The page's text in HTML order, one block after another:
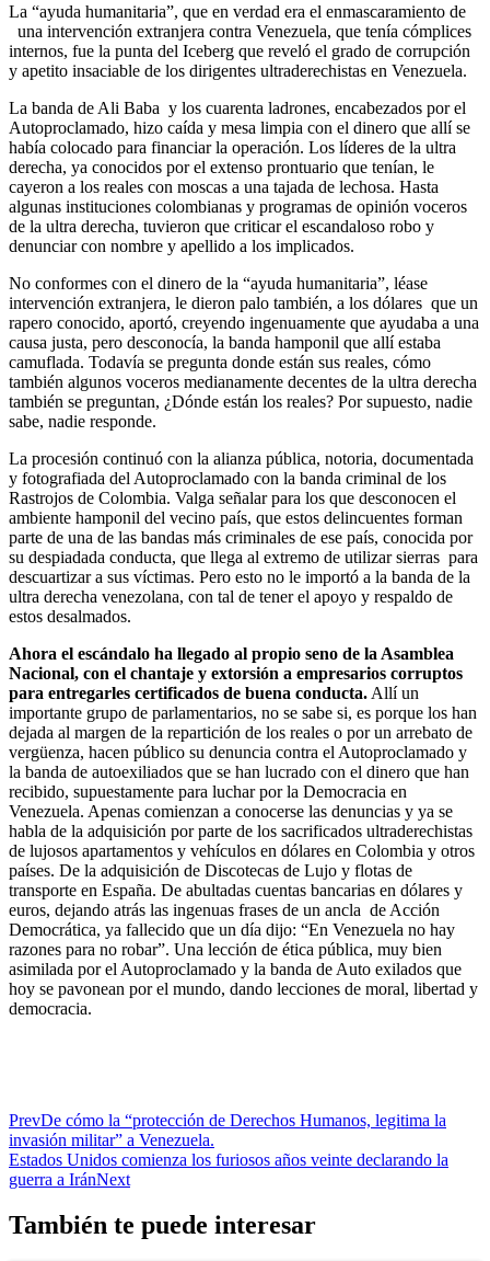
La “ayuda humanitaria”, que en verdad era el enmascaramiento de
una intervención extranjera contra Venezuela, que tenía cómplices
internos, fue la punta del Iceberg que reveló el grado de corrupción
y apetito insaciable de los dirigentes ultraderechistas en Venezuela.
La banda de Ali Baba y los cuarenta ladrones, encabezados por el
Autoproclamado, hizo caída y mesa limpia con el dinero que allí se
había colocado para financiar la operación. Los líderes de la ultra
derecha, ya conocidos por el extenso prontuario que tenían, le
cayeron a los reales con moscas a una tajada de lechosa. Hasta
algunas instituciones colombianas y programas de opinión voceros
de la ultra derecha, tuvieron que criticar el escandaloso robo y
denunciar con nombre y apellido a los implicados.
No conformes con el dinero de la “ayuda humanitaria”, léase
intervención extranjera, le dieron palo también, a los dólares que un
rapero conocido, aportó, creyendo ingenuamente que ayudaba a una
causa justa, pero desconocía, la banda hamponil que allí estaba
camuflada. Todavía se pregunta donde están sus reales, cómo
también algunos voceros medianamente decentes de la ultra derecha
también se preguntan, ¿Dónde están los reales? Por supuesto, nadie
sabe, nadie responde.
La procesión continuó con la alianza pública, notoria, documentada
y fotografiada del Autoproclamado con la banda criminal de los
Rastrojos de Colombia. Valga señalar para los que desconocen el
ambiente hamponil del vecino país, que estos delincuentes forman
parte de una de las bandas más criminales de ese país, conocida por
su despiadada conducta, que llega al extremo de utilizar sierras para
descuartizar a sus víctimas. Pero esto no le importó a la banda de la
ultra derecha venezolana, con tal de tener el apoyo y respaldo de
estos desalmados.
Ahora el escándalo ha llegado al propio seno de la Asamblea
Nacional, con el chantaje y extorsión a empresarios corruptos
para entregarles certificados de buena conducta. Allí un
importante grupo de parlamentarios, no se sabe si, es porque los han
dejada al margen de la repartición de los reales o por un arrebato de
vergüenza, hacen público su denuncia contra el Autoproclamado y
la banda de autoexiliados que se han lucrado con el dinero que han
recibido, supuestamente para luchar por la Democracia en
Venezuela. Apenas comienzan a conocerse las denuncias y ya se
habla de la adquisición por parte de los sacrificados ultraderechistas
de lujosos apartamentos y vehículos en dólares en Colombia y otros
países. De la adquisición de Discotecas de Lujo y flotas de
transporte en España. De abultadas cuentas bancarias en dólares y
euros, dejando atrás las ingenuas frases de un ancla de Acción
Democrática, ya fallecido que un día dijo: “En Venezuela no hay
razones para no robar”. Una lección de ética pública, muy bien
asimilada por el Autoproclamado y la banda de Auto exilados que
hoy se pavonean por el mundo, dando lecciones de moral, libertad y
democracia.
PrevDe cómo la “protección de Derechos Humanos, legitima la
invasión militar” a Venezuela.
Estados Unidos comienza los furiosos años veinte declarando la
guerra a IránNext
También te puede interesar